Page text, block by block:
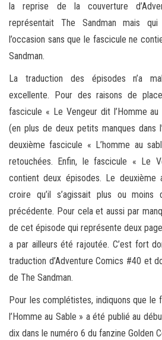
la reprise de la couverture
représentait The Sandman mais
l’occasion sans que le fascicule ne
Sandman.
La traduction des épisodes n’a
excellente. Pour des raisons de
fascicule « Le Vengeur dit l’Homme
(en plus de deux petits manques dans
deuxième fascicule « L’homme au
retouchées. Enfin, le fascicule « Le
contient deux épisodes. Le
croire qu’il s’agissait plus ou
précédente. Pour cela et aussi par
de cet épisode qui représente deux
a par ailleurs été rajoutée. C’est fort
traduction d’Adventure Comics #40 et
de The Sandman.
Pour les complétistes, indiquons que le
l’Homme au Sable » a été publié au
dix dans le numéro 6 du fanzine Golden